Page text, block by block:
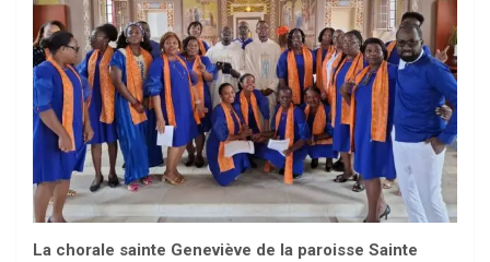
La chorale sainte Geneviève de la paroisse Sainte